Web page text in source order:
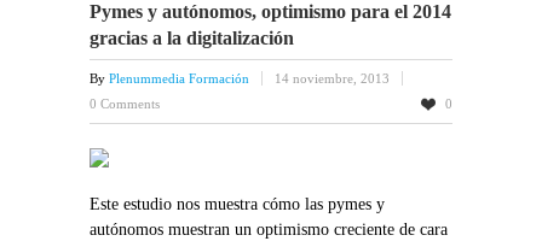
Pymes y autónomos, optimismo para el 2014
gracias a la digitalización
By Plenummedia Formación
14 noviembre, 2013
0 Comments
0
Este estudio nos muestra cómo las pymes y
autónomos muestran un optimismo creciente de cara